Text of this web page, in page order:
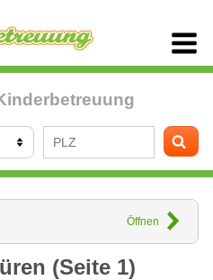
Öffnen
(Seite 1)